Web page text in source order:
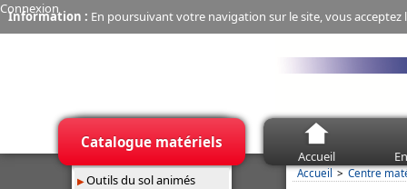
Information : En poursuivant votre navigation sur le site, vous
Connexion
Accueil
Catalogue matériels
Outils du sol animés
Accueil Centre